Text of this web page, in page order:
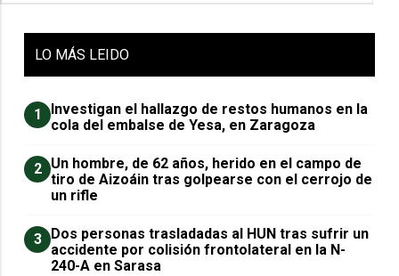
LO MÁS LEIDO
1
Investigan el hallazgo de restos humanos en la
cola del embalse de Yesa, en Zaragoza
2 Un hombre, de 62 años, herido en el campo de
tiro de Aizoáin tras golpearse con el cerrojo de
un rifle
3 ​Dos personas trasladadas al HUN tras sufrir un
accidente por colisión frontolateral en la N-
240-A en Sarasa